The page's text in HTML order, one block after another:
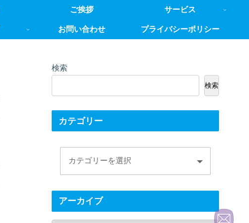
ご挨拶 サービス
お問い合わせ プライバシーポリシー
検索
検索
カテゴリー
アーカイブ